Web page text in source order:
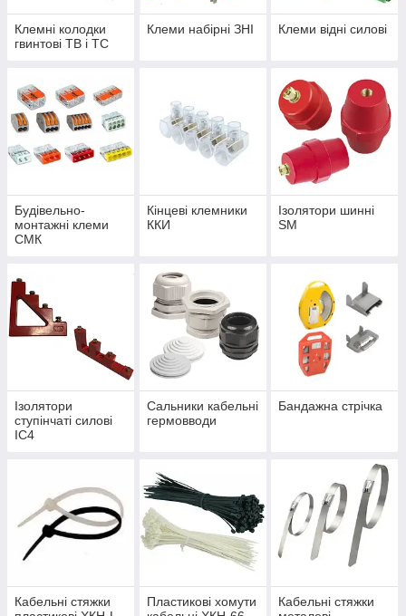
Клемні колодки
гвинтові ТВ і ТС
Клеми набірні ЗНІ Клеми відні силові
Будівельно-
монтажні клеми
СМК
Кінцеві клемники
ККИ
Ізолятори шинні
SM
Ізолятори
ступінчаті силові
ІС4
Сальники кабельні
гермовводи
Бандажна стрічка
Кабельні стяжки
Пластикові хомути
Кабельні стяжки